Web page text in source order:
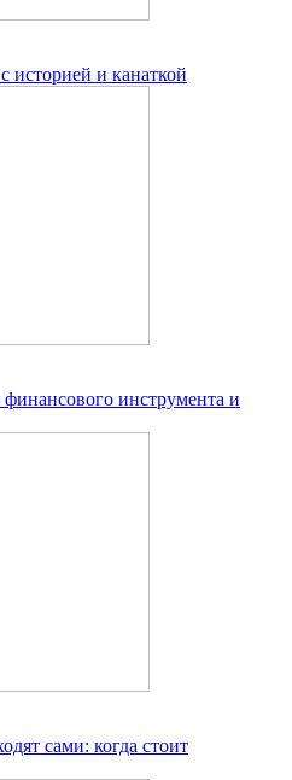
историей и канаткой
инструмента и
сами: когда стоит